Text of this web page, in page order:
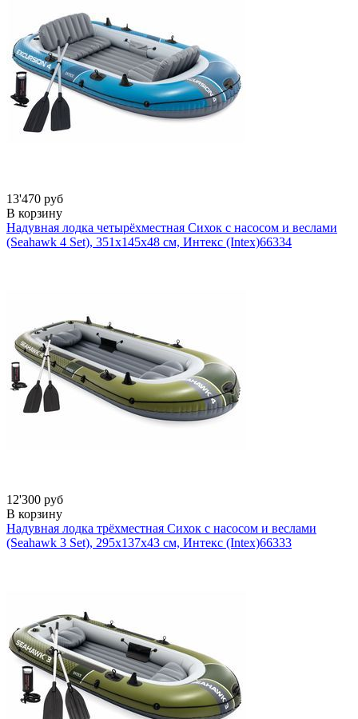
13'470 руб
В корзину
Надувная лодка четырёхместная Сихок с насосом и веслами
(Seahawk 4 Set), 351х145х48 см, Интекс (Intex)66334
12'300 руб
В корзину
Надувная лодка трёхместная Сихок с насосом и веслами
(Seahawk 3 Set), 295х137х43 см, Интекс (Intex)66333